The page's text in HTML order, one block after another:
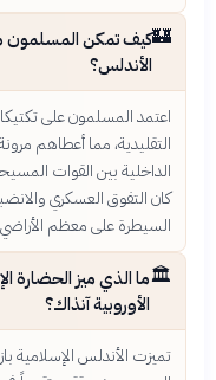
🏰كيف تمكن المسلمون
الأندلس؟
اعتمد المسلمون على
التقليدية، مما أعطاهم
الداخلية بين القوات
كان التفوق العسكري
السيطرة على معظم الأراضي
🏛️ما الذي ميز الحضارة
الأوروبية آنذاك؟
تميزت الأندلس الإسلامية